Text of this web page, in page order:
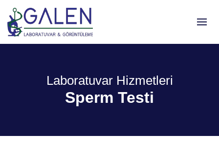
Laboratuvar Hizmetleri
Sperm Testi